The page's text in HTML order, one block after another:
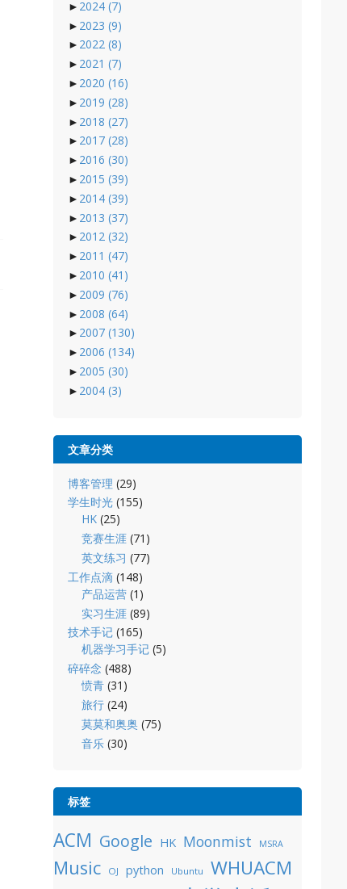
► 2024 (7)
► 2023 (9)
► 2022 (8)
► 2021 (7)
► 2020 (16)
► 2019 (28)
► 2018 (27)
► 2017 (28)
► 2016 (30)
► 2015 (39)
► 2014 (39)
► 2013 (37)
► 2012 (32)
► 2011 (47)
► 2010 (41)
► 2009 (76)
► 2008 (64)
► 2007 (130)
► 2006 (134)
► 2005 (30)
► 2004 (3)
文章分类
博客管理 (29)
学生时光(155)
HK (25)
竞赛生涯 (71)
英文练习 (77)
工作点滴(148)
产品运营 (1)
实习生涯 (89)
技术手记(165)
机器学习手记 (5)
碎碎念 (488)
愤青 (31)
旅行 (24)
莫莫和奥奥 (75)
音乐 (30)
标签
ACM Google HK Moonmist MSRA
Music OJ python Ubuntu WHUACM